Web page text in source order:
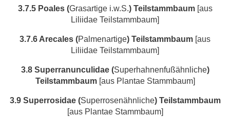
3.7.5 Poales (Grasartige i.w.S.) Teilstammbaum[aus
Liliidae Teilstammbaum]
3.7.6 Arecales (Palmenartige) Teilstammbaum [aus
Liliidae Teilstammbaum]
3.8 Superranunculidae (Superhahnenfußähnliche)
Teilstammbaum[aus Plantae Stammbaum]
3.9 Superrosidae (Superrosenähnliche) Teilstammbaum
[aus Plantae Stammbaum]